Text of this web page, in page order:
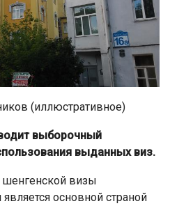
(иллюстративное)
выборочный
выданных виз.
шенгенской визы
основной страной